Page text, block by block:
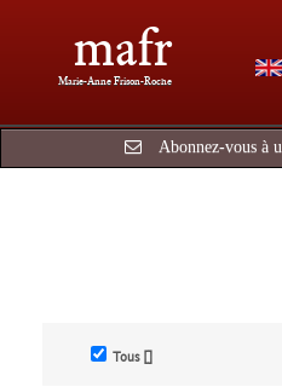
mafr
Marie-Anne Frison-Roche
Abonnez-vous à
Tous []